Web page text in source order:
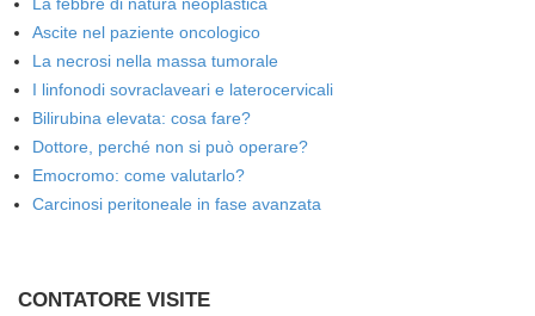
Ascite nel paziente oncologico
La necrosi nella massa tumorale
I linfonodi sovraclaveari e laterocervicali
Bilirubina elevata: cosa fare?
Dottore, perché non si può operare?
Emocromo: come valutarlo?
Carcinosi peritoneale in fase avanzata
CONTATORE VISITE